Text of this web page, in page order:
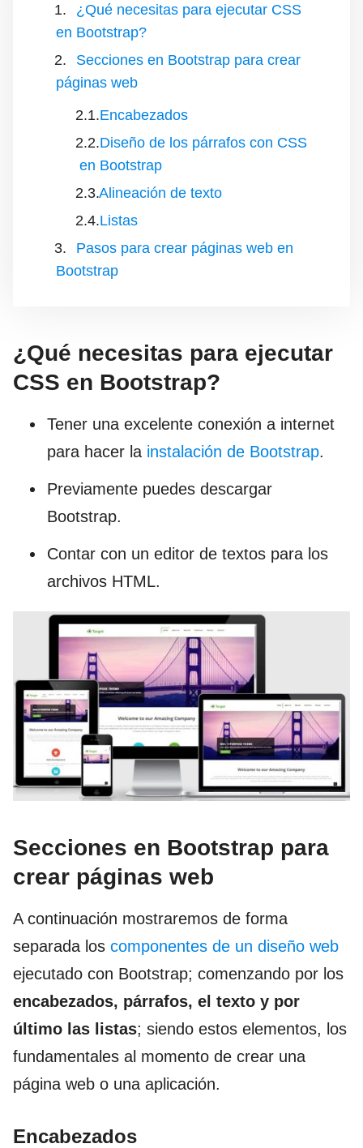
¿Qué necesitas para ejecutar CSS
en Bootstrap?
Secciones en Bootstrap para crear
páginas web
Encabezados
Diseño de los párrafos con CSS
en Bootstrap
Alineación de texto
Listas
Pasos para crear páginas web en
Bootstrap
¿Qué necesitas para ejecutar
CSS en Bootstrap?
Tener una excelente conexión a internet
para hacer la instalación de Bootstrap.
Previamente puedes descargar
Bootstrap.
Contar con un editor de textos para los
archivos HTML.
Secciones en Bootstrap para
crear páginas web
A continuación mostraremos de forma
separada los componentes de un diseño web
ejecutado con Bootstrap; comenzando por los
encabezados, párrafos, el texto y por
último las listas; siendo estos elementos, los
fundamentales al momento de crear una
página web o una aplicación.
Encabezados